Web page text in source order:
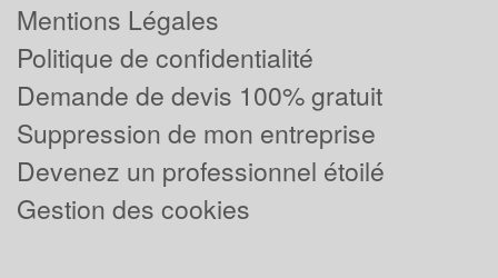
Mentions Légales
Politique de confidentialité
Demande de devis 100% gratuit
Suppression de mon entreprise
Devenez un professionnel étoilé
Gestion des cookies